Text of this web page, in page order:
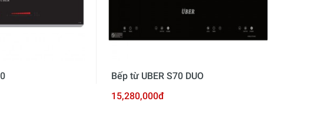
Bếp từ UBER S70 DUO
15,280,000đ